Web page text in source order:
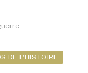
DE L'HISTOIRE